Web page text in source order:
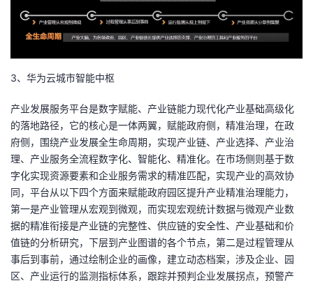
3、华为云城市智能中枢
产业发展服务平台是数字赋能、产业链能力现代化产业基础高级化
的落地路径，它的核心是一体两翼，赋能政府侧，精准治理，在政
府侧，围绕产业发展全生命周期，实现产业链、产业选择、产业治
理、产业服务全流程数字化、智能化、精准化。在市场侧则基于数
字化实现资源要素和企业服务需求的精准匹配，实现产业的高效协
同，平台从以下四个方面来赋能政府园区提升产业精准治理能力，
第一是产业管理从宏观到微观，而实现宏观统计数据与微观产业数
据的精准衔接是产业链的完整性、供应链的安全性、产业基础和价
值链的分析研究，下层到产业图谱的各个节点，第二是过程管理从
事后到事前，通过绘制企业的画像，建立动态档案，涉及企业、园
区、产业运行的监测指标体系，跟踪并预判企业发展拐点，预警产